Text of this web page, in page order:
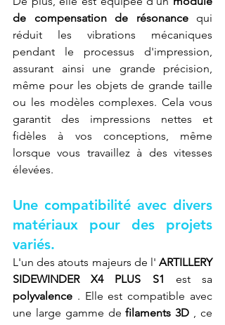
de compensation de résonance qui
réduit les vibrations mécaniques
pendant le processus d'impression,
assurant ainsi une grande précision,
même pour les objets de grande taille
ou les modèles complexes. Cela vous
garantit des impressions nettes et
fidèles à vos conceptions, même
lorsque vous travaillez à des vitesses
élevées.
Une compatibilité avec divers
matériaux pour des projets
variés.
L'un des atouts majeurs de l' ARTILLERY
SIDEWINDER X4 PLUS S1
polyvalence . Elle est compatible avec
une large gamme de filaments 3D , ce